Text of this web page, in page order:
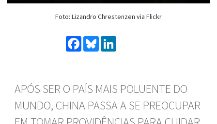
Foto: Lizandro Chrestenzen via Flickr
Facebook
Bluesky
APÓS SER O PAÍS MAIS POLUENTE DO
MUNDO, CHINA PASSA A SE PREOCUPAR